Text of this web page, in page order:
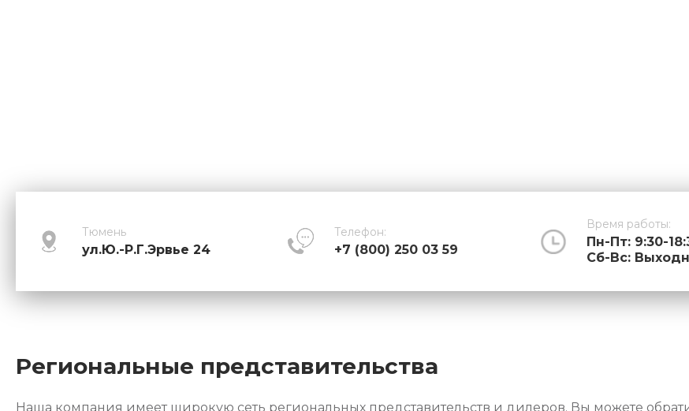
Тюмень
ул.Ю.-Р.Г.Эрвье 24
Телефон:
+7 (800) 250 03 59
Время работы:
Пн-Пт: 9:30-
Cб-Вс:
Региональные представительства
Наша компания имеет широкую сеть региональных представительств и дилеров. Вы можете